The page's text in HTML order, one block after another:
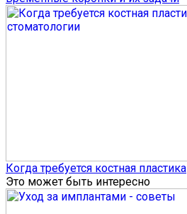
Когда требуется костная пластика
Это может быть интересно